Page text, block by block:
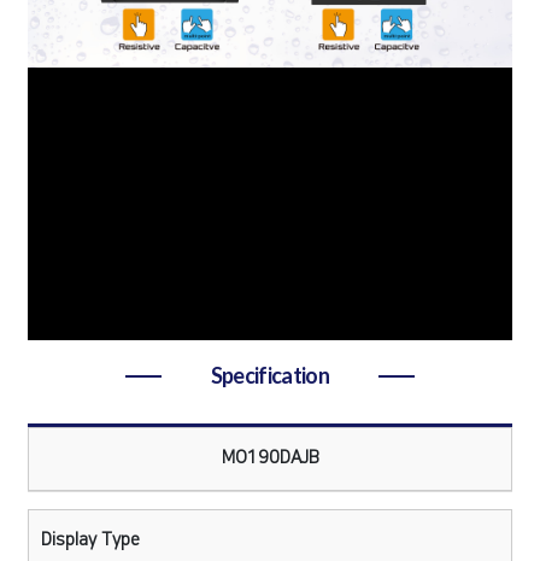
Specification
MO190DAJB
Display Type